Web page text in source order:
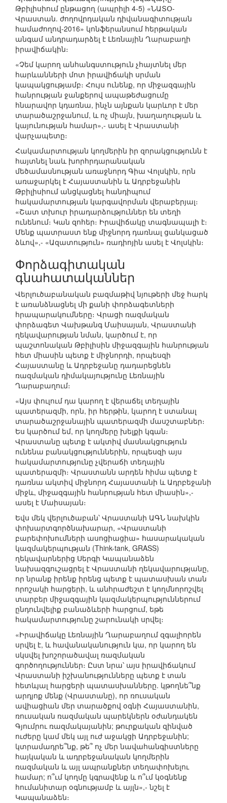
Թբիլիսիում ընթացող (ապրիլի 4-5) «ՆԱՏՕ-
Վրաստան. ժողովրդական դիվանագիտության
համաժողով-2016» կոնֆերանսում հերթական
անգամ անդրադարձել է Լեռնային Ղարաբաղի
իրավիճակին։
«Չեմ կարող անհանգստություն չհայտնել մեր
հարևանների մոտ իրավիճակի սրման
կապակցությամբ։ Հույս ունենք, որ միջազգային
հանրության ջանքերով ապաթեժացումը
հնարավոր կդառնա, ինչն այնքան կարևոր է մեր
տարածաշրջանում, և ոչ միայն, խաղաղության և
կայունության համար»,- ասել է Վրաստանի
վարչապետը։
Հակամարտության կողմերին իր զորակցությունն է
հայտնել նաև խորհրդարանական
մեծամասնության առաջնորդ Գիա Վոլսկին, որն
առաջարկել է Հայաստանին և Ադրբեջանին
Թբիլիսիում անցկացնել հանդիպում
հակամարտության կարգավորման վերաբերյալ։
«Շատ տխուր իրադարձություններ են տեղի
ունենում։ Կան զոհեր։ Իրավիճակը տագնապալի է։
Մենք պատրաստ ենք միջնորդ դառնալ ցանկացած
ձևով»,- «Ազատություն» ռադիոյին ասել է Վոլսկին։
Փորձագիտական
գնահատականներ
Վերլուծաբանական բազմաթիվ նյութերի մեջ հարկ
է առանձնացնել մի քանի փորձագետների
հրապարակումները։ Վրացի ռազմական
փորձագետ Վախթանգ Մաիսայան, Վրաստանի
ղեկավարության նման, կարծում է, որ
պաշտոնական Թբիլիսին միջազգային հանրության
հետ միասին պետք է միջնորդի, որպեսզի
Հայաստանը և Ադրբեջանը դադարեցնեն
ռազմական դիմակայությունը Լեռնային
Ղարաբաղում։
«Այս փուլում դա կարող է վերաճել տեղային
պատերազմի, որն, իր հերթին, կարող է ստանալ
տարածաշրջանային պատերազմի մասշտաբներ։
Ես կարծում եմ, որ կողմերը խելքի կգան։
Վրաստանը պետք է ակտիվ մասնակցություն
ունենա բանակցություններին, որպեսզի այս
հակամարտությունը չվերաճի տեղային
պատերազմի։ Վրաստանն արդեն հիմա պետք է
դառնա ակտիվ միջնորդ Հայաստանի և Ադրբեջանի
միջև, միջազգային հանրության հետ միասին»,-
ասել է Մաիսայան։
Եվս մեկ վերլուծաբան՝ Վրաստանի ԱԳՆ նախկին
փոխարտգործնախարար, «Վրաստանի
բարեփոխումների ասոցիացիա» հասարակական
կազմակերպության (Think-tank, GRASS)
ղեկավարներից Սերգի Կապանաձեն
նախազգուշացրել է Վրաստանի ղեկավարությանը,
որ նրանք իրենք իրենց պետք է պատասխան տան
որոշակի հարցերի, և անհրաժեշտ է կողմնորոշվել
տարբեր միջազգային կազմակերպություններում
ընդունվելիք բանաձևերի հարցում, եթե
հակամարտությունը շարունակի սրվել։
«Իրավիճակը Լեռնային Ղարաբաղում զգալիորեն
սրվել է, և հավանականություն կա, որ կարող են
սկսվել խոշորածավալ ռազմական
գործողություններ։ Ըստ նրա՝ այս իրավիճակում
Վրաստանի իշխանությունները պետք է տան
հետևյալ հարցերի պատասխանները. կթողնե՞նք
արդյոք մենք (Վրաստանը), որ ռուսական
ավիացիան մեր տարածքով օգնի Հայաստանին,
ռուսական ռազմական պարեկներն օժանդակեն
Գյումրու ռազմակայանին; թուրքական զինված
ուժերը կամ մեկ այլ ուժ աջակցի Ադրբեջանին;
կտրամադրե՞նք, թե՞ ոչ մեր նավահանգիստները
հայկական և ադրբեջանական կողմերին
ռազմական և այլ ապրանքներ տեղափոխելու
համար; ո՞ւմ կողմը կգրավենք և ո՞ւմ կօգնենք
հումանիտար օգնությամբ և այլն»,- նշել է
Կապանաձեն։